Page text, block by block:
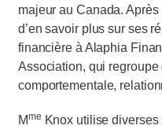
majeur au Canada.
d’en savoir plus sur ses
financière à Alaphia
Association, qui
comportementale,
Mme Knox utilise